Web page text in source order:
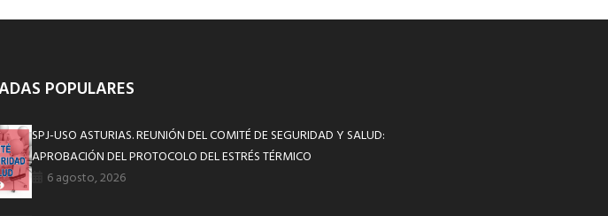
POPULARES
SPJ-USO ASTURIAS. REUNIÓN DEL COMITÉ DE SEGURIDAD Y SALUD:
APROBACIÓN DEL PROTOCOLO DEL ESTRÉS TÉRMICO
6 agosto, 2026